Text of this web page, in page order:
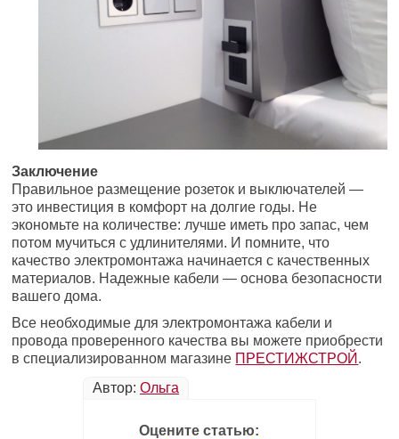
Заключение
Правильное размещение розеток и выключателей —
это инвестиция в комфорт на долгие годы. Не
экономьте на количестве: лучше иметь про запас, чем
потом мучиться с удлинителями. И помните, что
качество электромонтажа начинается с качественных
материалов. Надежные кабели — основа безопасности
вашего дома.
Все необходимые для электромонтажа кабели и
провода проверенного качества вы можете приобрести
в специализированном магазине ПРЕСТИЖСТРОЙ .
Автор: Ольга
Оцените статью: